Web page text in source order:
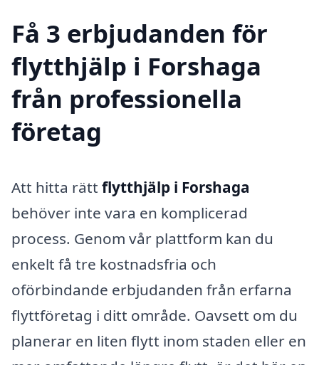
Få 3 erbjudanden för
flytthjälp i Forshaga
från professionella
företag
Att hitta rätt flytthjälp i Forshaga
behöver inte vara en komplicerad
process. Genom vår plattform kan du
enkelt få tre kostnadsfria och
oförbindande erbjudanden från erfarna
flyttföretag i ditt område. Oavsett om du
planerar en liten flytt inom staden eller en